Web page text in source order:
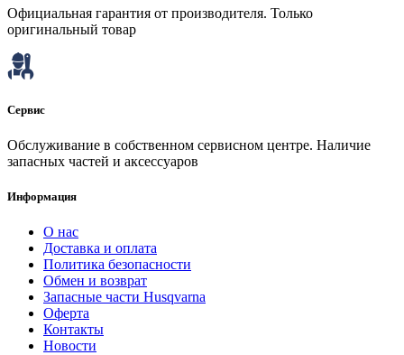
Официальная гарантия от производителя. Только
оригинальный товар
Сервис
Обслуживание в собственном сервисном центре. Наличие
запасных частей и аксессуаров
Информация
О нас
Доставка и оплата
Политика безопасности
Обмен и возврат
Запасные части Husqvarna
Оферта
Контакты
Новости